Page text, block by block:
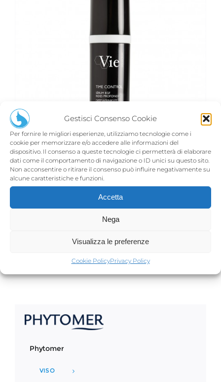
Gestisci Consenso Cookie
Per fornire le migliori esperienze, utilizziamo tecnologie come i
cookie per memorizzare e/o accedere alle informazioni del
dispositivo. Il consenso a queste tecnologie ci permetterà di elaborare
dati come il comportamento di navigazione o ID unici su questo sito.
Non acconsentire o ritirare il consenso può influire negativamente su
alcune caratteristiche e funzioni.
Accetta
Nega
Visualizza le preferenze
Cookie PolicyPrivacy Policy
TIME CONTROL SÉRUM EGF
Phytomer
VISO